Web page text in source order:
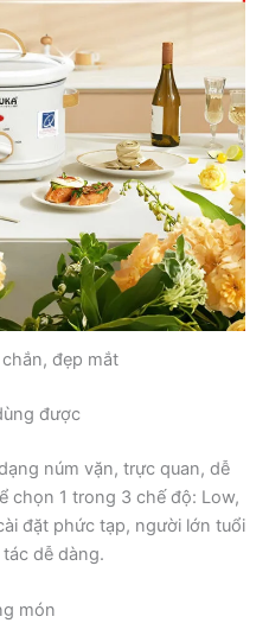
đẹp mắt
được
núm vặn, trực quan, dễ
chọn 1 trong 3 chế độ: Low,
đặt phức tạp, người lớn tuổi
dễ dàng.
món